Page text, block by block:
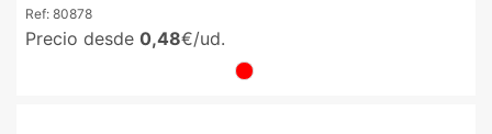
Ref: 80878
Precio desde 0,48€/ud.